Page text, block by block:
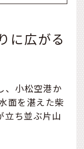
に広がる
、小松空港か
面を湛えた柴
立ち並ぶ片山